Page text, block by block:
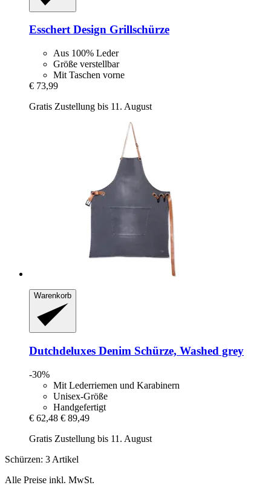
Esschert Design Grillschürze
Aus 100% Leder
Größe verstellbar
Mit Taschen vorne
€ 73,99
Gratis Zustellung bis 11. August
Warenkorb
Dutchdeluxes Denim Schürze, Washed grey
-30%
Mit Lederriemen und Karabinern
Unisex-Größe
Handgefertigt
€ 62,48 € 89,49
Gratis Zustellung bis 11. August
Schürzen: 3 Artikel
Alle Preise inkl. MwSt.